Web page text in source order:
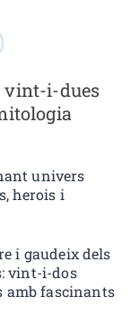
vint-i-dues
univers
herois i
i gaudeix dels
vint-i-dos
amb fascinants